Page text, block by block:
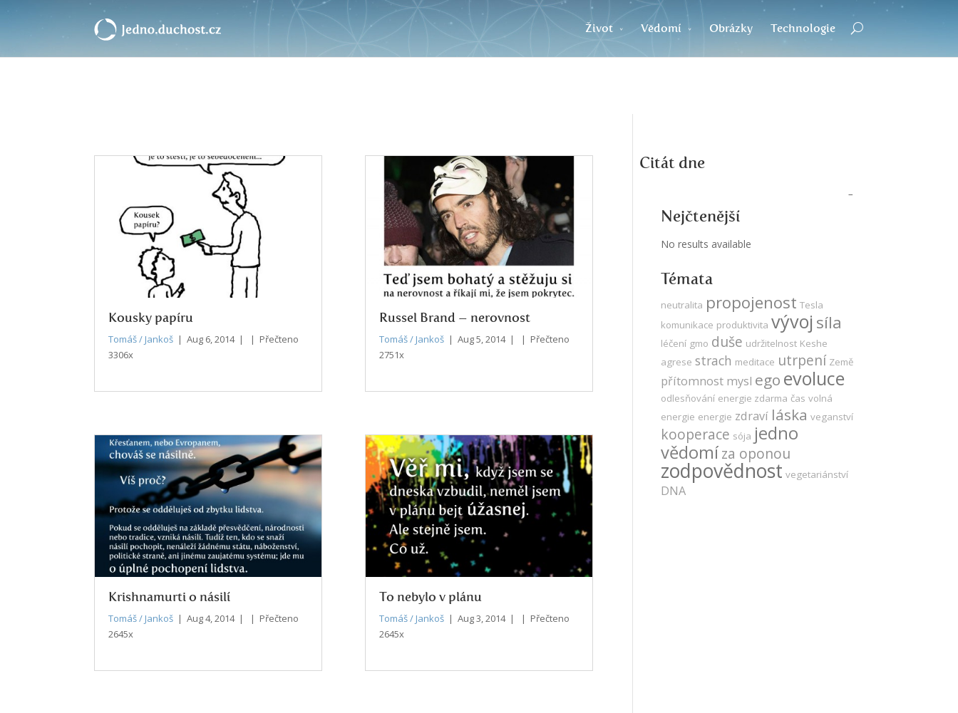
Život Vědomí Obrázky Technologie
Kousky papíru
Tomáš / Jankoš | Aug 6, 2014 | | Přečteno
3306x
Russel Brand – nerovnost
Tomáš / Jankoš | Aug 5, 2014 | | Přečteno
2751x
Krishnamurti o násilí
Tomáš / Jankoš | Aug 4, 2014 | | Přečteno
2645x
To nebylo v plánu
Tomáš / Jankoš | Aug 3, 2014 | | Přečteno
2645x
Citát dne
Nejčtenější
No results available
Témata
neutralita propojenost Tesla
komunikace produktivita vývoj síla
léčení gmo duše udržitelnost Keshe
agrese strach meditace utrpení Země
přítomnost mysl ego evoluce
odlesňování energie zdarma čas volná
energie energie zdraví láska veganství
kooperace sója jedno
vědomíza oponou
zodpovědnost vegetariánství
DNA